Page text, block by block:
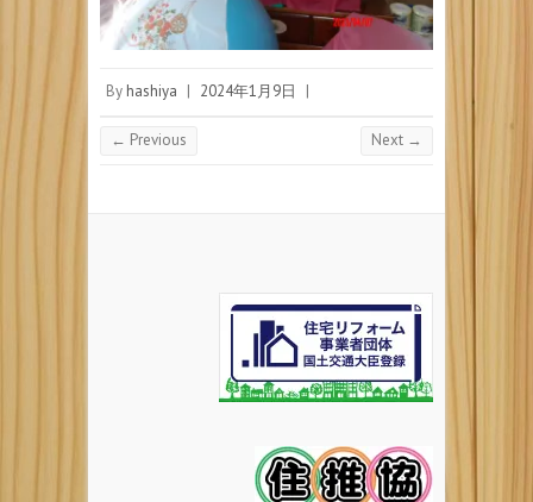
By hashiya | 2024年1月9日 |
← Previous Next →